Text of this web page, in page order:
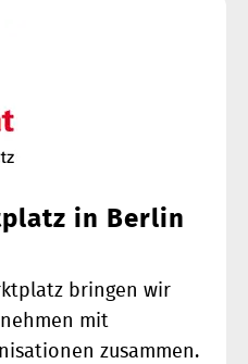
in Berlin
bringen wir
mit
zusammen.